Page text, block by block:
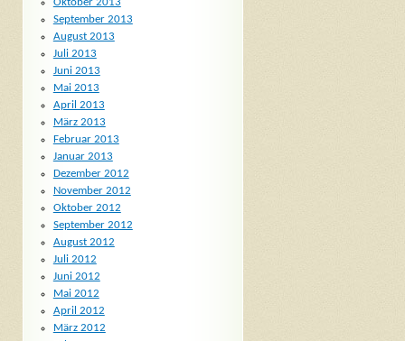
Oktober 2013
September 2013
August 2013
Juli 2013
Juni 2013
Mai 2013
April 2013
März 2013
Februar 2013
Januar 2013
Dezember 2012
November 2012
Oktober 2012
September 2012
August 2012
Juli 2012
Juni 2012
Mai 2012
April 2012
März 2012